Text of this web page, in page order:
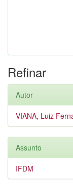
Refinar
Autor
VIANA, Luiz
Assunto
IFDM